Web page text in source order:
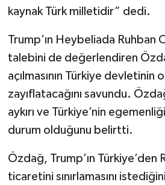
kaynak Türk milletidir” dedi.
Trump’ın Heybeliada Ruhban
talebini de değerlendiren
açılmasının Türkiye devletinin
zayıflatacağını savundu.
aykırı ve Türkiye’nin
durum olduğunu belirtti.
Özdağ, Trump’ın Türkiye’den
ticaretini sınırlamasını